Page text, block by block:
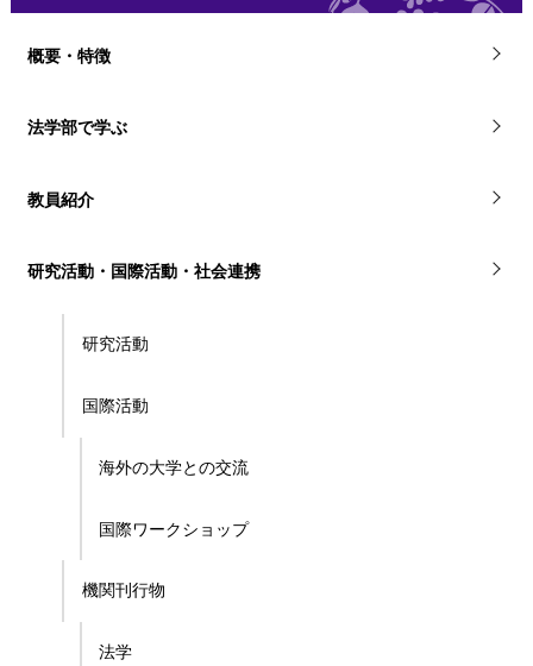
概要・特徴
法学部で学ぶ
教員紹介
研究活動・国際活動・社会連携
研究活動
国際活動
海外の大学との交流
国際ワークショップ
機関刊行物
法学